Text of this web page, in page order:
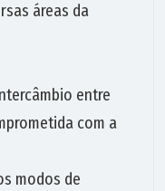
áreas da
entre
com a
modos de